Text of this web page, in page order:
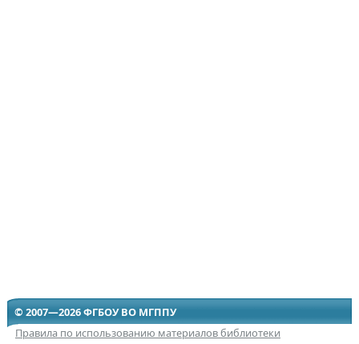
© 2007—2026 ФГБОУ ВО МГППУ
Правила по использованию материалов библиотеки